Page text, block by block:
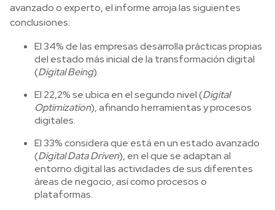
avanzado o experto, el informe arroja las siguientes
conclusiones:
El 34% de las empresas desarrolla prácticas propias
del estado más inicial de la transformación digital
(Digital Being).
El 22,2% se ubica en el segundo nivel (Digital
Optimization), afinando herramientas y procesos
digitales.
El 33% considera que está en un estado avanzado
(Digital Data Driven), en el que se adaptan al
entorno digital las actividades de sus diferentes
áreas de negocio, así como procesos o
plataformas.